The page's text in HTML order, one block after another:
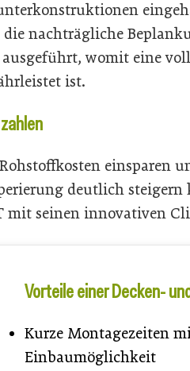
nachträgliche
womit eine
ist.
einsparen
deutlich steigern
mit seinen innovativen
Vorteile einer Decken-
Kurze Montagezeiten
Einbaumöglichkeit